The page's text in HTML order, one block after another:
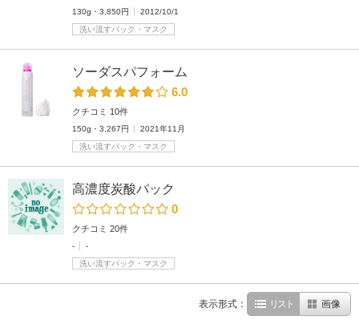
130g・3,850円
2012/10/1
洗い流すパック・マスク
ソーダスパフォーム
6.0
クチコミ 10件
150g・3,267円
2021年11月
洗い流すパック・マスク
高濃度炭酸パック
0
クチコミ 20件
-
-
洗い流すパック・マスク
表示形式： リスト 画像